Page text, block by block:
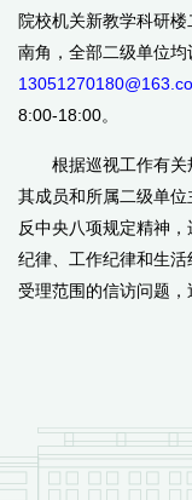
院校机关新教学科研
南角，全部二级单位均
8:00-18:00。
根据巡视工作有
其成员和所属二级单
反中央八项规定精神
纪律、工作纪律和生
受理范围的信访问题，